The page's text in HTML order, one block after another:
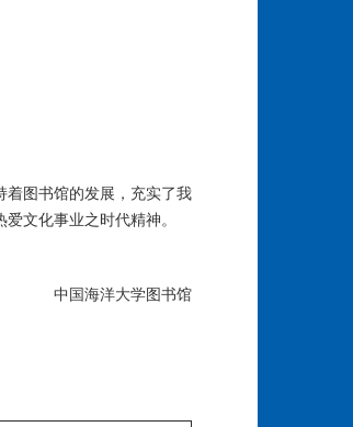
着图书馆的发展，充实了我
文化事业之时代精神。
中国海洋大学图书馆